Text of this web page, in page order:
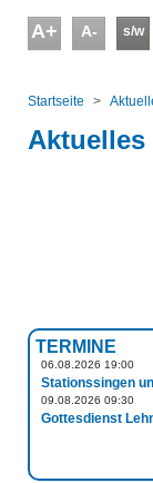
A+ A- s/w
Startseite
Aktuelles
TERMINE
06.08.2026 19:00
Stationssingen
09.08.2026 09:30
Gottesdienst